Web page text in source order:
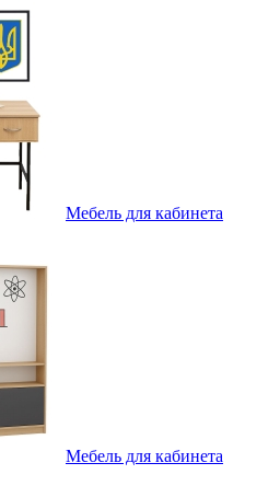
Мебель для кабинета
Мебель для кабинета